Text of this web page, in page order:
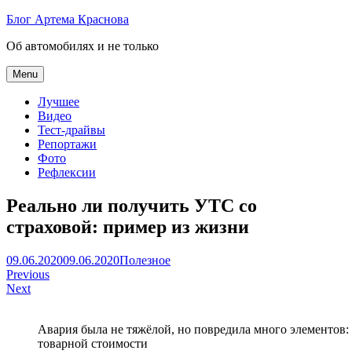
Skip
content
Блог Артема Краснова
Об автомобилях и не только
Menu
Лучшее
Видео
Тест-драйвы
Репортажи
Фото
Рефлексии
Реально ли получить УТС со
страховой: пример из жизни
Артем
Краснов
09.06.202009.06.2020Полезное
Навигация
по
Previous
Next
Авария была не тяжёлой, но повредила много
товарной стоимости